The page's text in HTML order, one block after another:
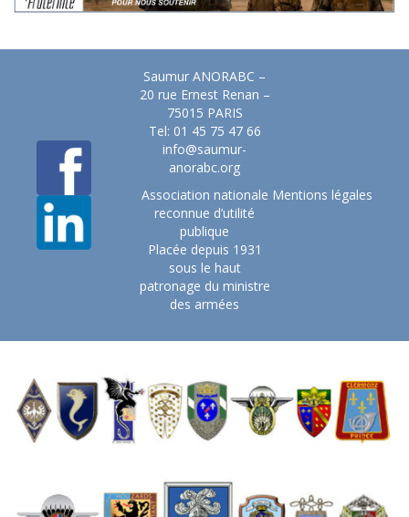
Saumur ANORABC –
20 rue Ernest Renan –
75015 PARIS
Tel: 01 45 75 47 66
info@saumur-
anorabc.org
Association nationale
reconnue d’utilité
publique
Placée depuis 1931
sous le haut
patronage du ministre
des armées
Mentions légales